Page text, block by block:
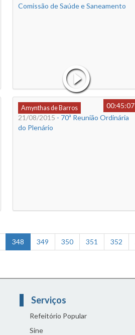
Comissão de Saúde e Saneamento
Amynthas de Barros
00:45:07
21/08/2015 - 70ª Reunião Ordinária
do Plenário
348 349 350 351 352
Serviços
Refeitório Popular
Sine